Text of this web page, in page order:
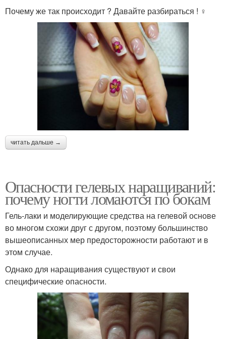
Почему же так происходит ? Давайте разбираться ! ️‍♀️
читать дальше →
Опасности гелевых наращиваний:
почему ногти ломаются по бокам
Гель-лаки и моделирующие средства на гелевой основе
во многом схожи друг с другом, поэтому большинство
вышеописанных мер предосторожности работают и в
этом случае.
Однако для наращивания существуют и свои
специфические опасности.